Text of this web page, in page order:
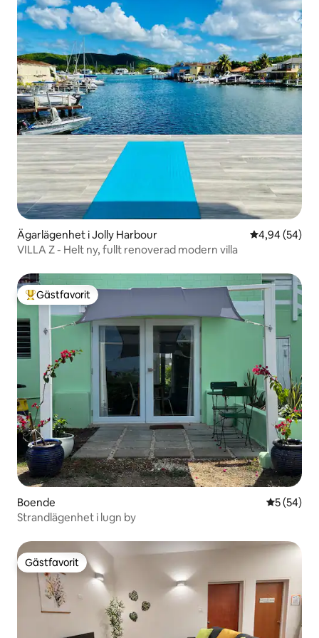
Ägarlägenhet i Jolly Harbour 4,94 av 5 i
4,94 (54)
VILLA Z - Helt ny, fullt renoverad modern villa
Populär gästfavorit
Gästfavorit
Boende 5 av 5 i
5 (54)
Strandlägenhet i lugn by
Gästfavorit
Gästfavorit